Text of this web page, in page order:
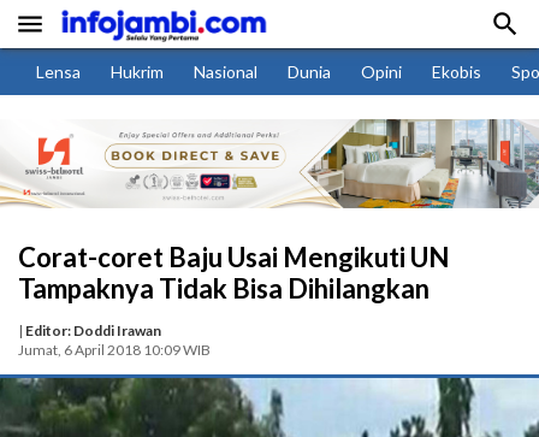
 
Lensa Hukrim Nasional Dunia Opini Ekobis
Corat-coret Baju Usai Mengikuti UN
Tampaknya Tidak Bisa Dihilangkan
| Editor: Doddi Irawan
Jumat, 6 April 2018 10:09 WIB